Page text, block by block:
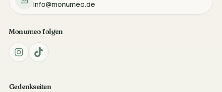
info@monumeo.de
Monumeo folgen
Gedenkseiten